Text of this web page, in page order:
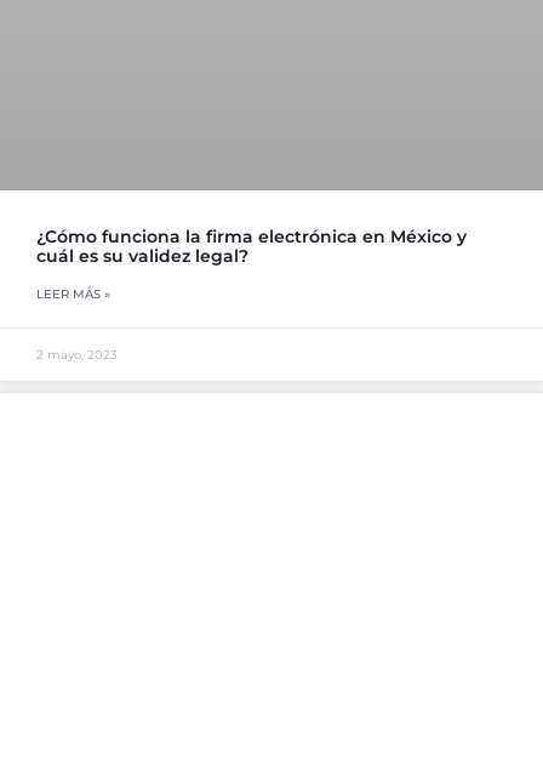
¿Cómo funciona la firma electrónica en México y
cuál es su validez legal?
LEER MÁS »
2 mayo, 2023